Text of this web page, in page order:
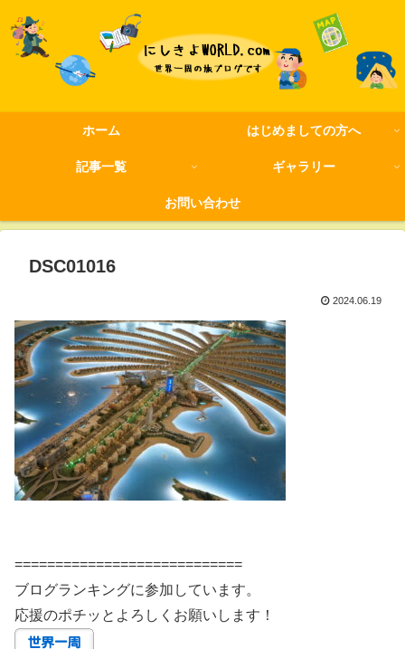
ホーム はじめましての方へ
記事一覧 ギャラリー
お問い合わせ
DSC01016
2024.06.19
============================
ブログランキングに参加しています。
応援のポチッとよろしくお願いします！